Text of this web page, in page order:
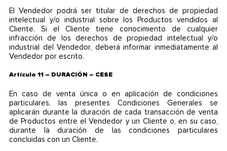
El Vendedor podrá ser titular de derechos de propiedad
intelectual y/o industrial sobre los Productos vendidos al
Cliente. Si el Cliente tiene conocimiento de cualquier
infracción de los derechos de propiedad intelectual y/o
industrial del Vendedor, deberá informar inmediatamente al
Vendedor por escrito.
Artículo 11 – DURACIÓN – CESE
En caso de venta única o en aplicación de condiciones
particulares, las presentes Condiciones Generales se
aplicarán durante la duración de cada transacción de venta
de Productos entre el Vendedor y un Cliente o, en su caso,
durante la duración de las condiciones particulares
concluidas con un Cliente.